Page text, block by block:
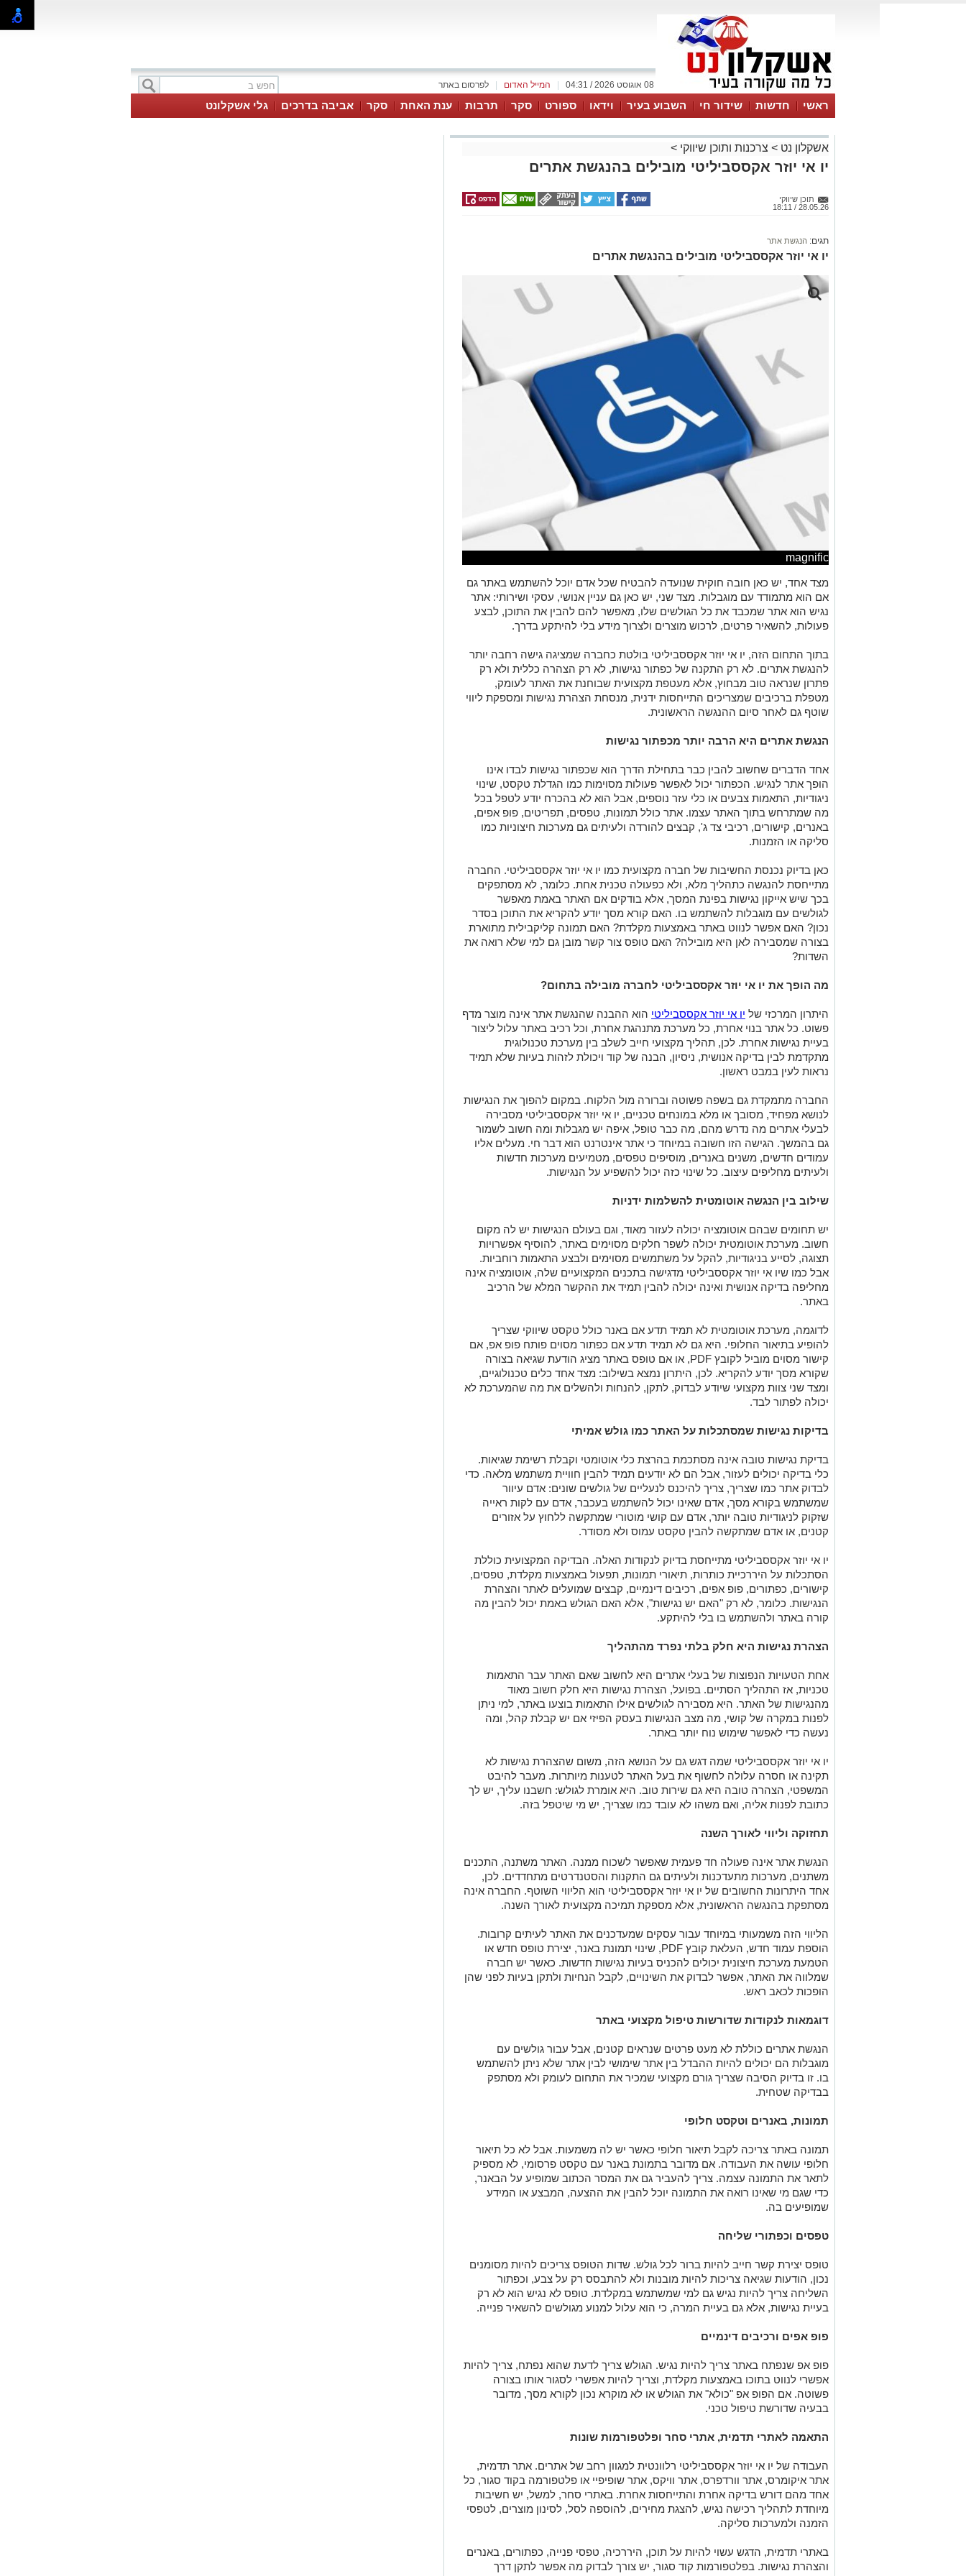
לפרסום באתר המייל האדום 08 אוגוסט 2026 / 04:31
ראשי חדשות שידור חי השבוע בעיר וידאו ספורט סקר תרבות ענת האחת סקר אביבה בדרכים גלי אשקלונט
אשקלון נט > צרכנות ותוכן שיווקי >
יו אי יוזר אקססביליטי מובילים בהנגשת אתרים
תוכן שיווקי
28.05.26 / 18:11
תגים: הנגשת אתר
יו אי יוזר אקססביליטי מובילים בהנגשת אתרים
magnific
מצד אחד, יש כאן חובה חוקית שנועדה להבטיח שכל אדם יוכל להשתמש באתר גם
אם הוא מתמודד עם מוגבלות. מצד שני, יש כאן גם עניין אנושי, עסקי ושירותי: אתר
נגיש הוא אתר שמכבד את כל הגולשים שלו, מאפשר להם להבין את התוכן, לבצע
פעולות, להשאיר פרטים, לרכוש מוצרים ולצרוך מידע בלי להיתקע בדרך.
בתוך התחום הזה, יו אי יוזר אקססביליטי בולטת כחברה שמציגה גישה רחבה יותר
להנגשת אתרים. לא רק התקנה של כפתור נגישות, לא רק הצהרה כללית ולא רק
פתרון שנראה טוב מבחוץ, אלא מעטפת מקצועית שבוחנת את האתר לעומק,
מטפלת ברכיבים שמצריכים התייחסות ידנית, מנסחת הצהרת נגישות ומספקת ליווי
שוטף גם לאחר סיום ההנגשה הראשונית.
הנגשת אתרים היא הרבה יותר מכפתור נגישות
אחד הדברים שחשוב להבין כבר בתחילת הדרך הוא שכפתור נגישות לבדו אינו
הופך אתר לנגיש. הכפתור יכול לאפשר פעולות מסוימות כמו הגדלת טקסט, שינוי
ניגודיות, התאמות צבעים או כלי עזר נוספים, אבל הוא לא בהכרח יודע לטפל בכל
מה שמתרחש בתוך האתר עצמו. אתר כולל תמונות, טפסים, תפריטים, פופ אפים,
באנרים, קישורים, רכיבי צד ג', קבצים להורדה ולעיתים גם מערכות חיצוניות כמו
סליקה או הזמנות.
כאן בדיוק נכנסת החשיבות של חברה מקצועית כמו יו אי יוזר אקססביליטי. החברה
מתייחסת להנגשה כתהליך מלא, ולא כפעולה טכנית אחת. כלומר, לא מסתפקים
בכך שיש אייקון נגישות בפינת המסך, אלא בודקים אם האתר באמת מאפשר
לגולשים עם מוגבלות להשתמש בו. האם קורא מסך יודע להקריא את התוכן בסדר
נכון? האם אפשר לנווט באתר באמצעות מקלדת? האם תמונה קליקבילית מתוארת
בצורה שמסבירה לאן היא מובילה? האם טופס צור קשר מובן גם למי שלא רואה את
השדות?
מה הופך את יו אי יוזר אקססביליטי לחברה מובילה בתחום?
היתרון המרכזי של יו אי יוזר אקססביליטי הוא ההבנה שהנגשת אתר אינה מוצר מדף
פשוט. כל אתר בנוי אחרת, כל מערכת מתנהגת אחרת, וכל רכיב באתר עלול ליצור
בעיית נגישות אחרת. לכן, תהליך מקצועי חייב לשלב בין מערכת טכנולוגית
מתקדמת לבין בדיקה אנושית, ניסיון, הבנה של קוד ויכולת לזהות בעיות שלא תמיד
נראות לעין במבט ראשון.
החברה מתמקדת גם בשפה פשוטה וברורה מול הלקוח. במקום להפוך את הנגישות
לנושא מפחיד, מסובך או מלא במונחים טכניים, יו אי יוזר אקססביליטי מסבירה
לבעלי אתרים מה נדרש מהם, מה כבר טופל, איפה יש מגבלות ומה חשוב לשמור
גם בהמשך. הגישה הזו חשובה במיוחד כי אתר אינטרנט הוא דבר חי. מעלים אליו
עמודים חדשים, משנים באנרים, מוסיפים טפסים, מטמיעים מערכות חדשות
ולעיתים מחליפים עיצוב. כל שינוי כזה יכול להשפיע על הנגישות.
שילוב בין הנגשה אוטומטית להשלמות ידניות
יש תחומים שבהם אוטומציה יכולה לעזור מאוד, וגם בעולם הנגישות יש לה מקום
חשוב. מערכת אוטומטית יכולה לשפר חלקים מסוימים באתר, להוסיף אפשרויות
תצוגה, לסייע בניגודיות, להקל על משתמשים מסוימים ולבצע התאמות רוחביות.
אבל כמו שיו אי יוזר אקססביליטי מדגישה בתכנים המקצועיים שלה, אוטומציה אינה
מחליפה בדיקה אנושית ואינה יכולה להבין תמיד את ההקשר המלא של הרכיב
באתר.
לדוגמה, מערכת אוטומטית לא תמיד תדע אם באנר כולל טקסט שיווקי שצריך
להופיע בתיאור החלופי. היא גם לא תמיד תדע אם כפתור מסוים פותח פופ אפ, אם
קישור מסוים מוביל לקובץ
או אם טופס באתר מציג הודעת שגיאה בצורה
שקורא מסך יודע להקריא. לכן, היתרון נמצא בשילוב: מצד אחד כלים טכנולוגיים,
ומצד שני צוות מקצועי שיודע לבדוק, לתקן, להנחות ולהשלים את מה שהמערכת לא
יכולה לפתור לבד.
בדיקות נגישות שמסתכלות על האתר כמו גולש אמיתי
בדיקת נגישות טובה אינה מסתכמת בהרצת כלי אוטומטי וקבלת רשימת שגיאות.
כלי בדיקה יכולים לעזור, אבל הם לא יודעים תמיד להבין חוויית משתמש מלאה. כדי
לבדוק אתר כמו שצריך, צריך להיכנס לנעליים של גולשים שונים: אדם עיוור
שמשתמש בקורא מסך, אדם שאינו יכול להשתמש בעכבר, אדם עם לקות ראייה
שזקוק לניגודיות טובה יותר, אדם עם קושי מוטורי שמתקשה ללחוץ על אזורים
קטנים, או אדם שמתקשה להבין טקסט עמוס ולא מסודר.
יו אי יוזר אקססביליטי מתייחסת בדיוק לנקודות האלה. הבדיקה המקצועית כוללת
הסתכלות על היררכיית כותרות, תיאורי תמונות, תפעול באמצעות מקלדת, טפסים,
קישורים, כפתורים, פופ אפים, רכיבים דינמיים, קבצים שמועלים לאתר והצהרת
הנגישות. כלומר, לא רק "האם יש נגישות", אלא האם הגולש באמת יכול להבין מה
קורה באתר ולהשתמש בו בלי להיתקע.
הצהרת נגישות היא חלק בלתי נפרד מהתהליך
אחת הטעויות הנפוצות של בעלי אתרים היא לחשוב שאם האתר עבר התאמות
טכניות, אז התהליך הסתיים. בפועל, הצהרת נגישות היא חלק חשוב מאוד
מהנגישות של האתר. היא מסבירה לגולשים אילו התאמות בוצעו באתר, למי ניתן
לפנות במקרה של קושי, מה מצב הנגישות בעסק הפיזי אם יש קבלת קהל, ומה
נעשה כדי לאפשר שימוש נוח יותר באתר.
יו אי יוזר אקססביליטי שמה דגש גם על הנושא הזה, משום שהצהרת נגישות לא
תקינה או חסרה עלולה לחשוף את בעל האתר לטענות מיותרות. מעבר להיבט
המשפטי, הצהרה טובה היא גם שירות טוב. היא אומרת לגולש: חשבנו עליך, יש לך
כתובת לפנות אליה, ואם משהו לא עובד כמו שצריך, יש מי שיטפל בזה.
תחזוקה וליווי לאורך השנה
הנגשת אתר אינה פעולה חד פעמית שאפשר לשכוח ממנה. האתר משתנה, התכנים
משתנים, מערכות מתעדכנות ולעיתים גם התקנות והסטנדרטים מתחדדים. לכן,
אחד היתרונות החשובים של יו אי יוזר אקססביליטי הוא הליווי השוטף. החברה אינה
מסתפקת בהנגשה הראשונית, אלא מספקת תמיכה מקצועית לאורך השנה.
הליווי הזה משמעותי במיוחד עבור עסקים שמעדכנים את האתר לעיתים קרובות.
הוספת עמוד חדש, העלאת קובץ
שינוי תמונת באנר, יצירת טופס חדש או
הטמעת מערכת חיצונית יכולים להכניס בעיות נגישות חדשות. כאשר יש חברה
שמלווה את האתר, אפשר לבדוק את השינויים, לקבל הנחיות ולתקן בעיות לפני שהן
הופכות לכאב ראש.
דוגמאות לנקודות שדורשות טיפול מקצועי באתר
הנגשת אתרים כוללת לא מעט פרטים שנראים קטנים, אבל עבור גולשים עם
מוגבלות הם יכולים להיות ההבדל בין אתר שימושי לבין אתר שלא ניתן להשתמש
בו. זו בדיוק הסיבה שצריך גורם מקצועי שמכיר את התחום לעומק ולא מסתפק
בבדיקה שטחית.
תמונות, באנרים וטקסט חלופי
תמונה באתר צריכה לקבל תיאור חלופי כאשר יש לה משמעות. אבל לא כל תיאור
חלופי עושה את העבודה. אם מדובר בתמונת באנר עם טקסט פרסומי, לא מספיק
לתאר את התמונה עצמה. צריך להעביר גם את המסר הכתוב שמופיע על הבאנר,
כדי שגם מי שאינו רואה את התמונה יוכל להבין את ההצעה, המבצע או המידע
שמופיעים בה.
טפסים וכפתורי שליחה
טופס יצירת קשר חייב להיות ברור לכל גולש. שדות הטופס צריכים להיות מסומנים
נכון, הודעות שגיאה צריכות להיות מובנות ולא להתבסס רק על צבע, וכפתור
השליחה צריך להיות נגיש גם למי שמשתמש במקלדת. טופס לא נגיש הוא לא רק
בעיית נגישות, אלא גם בעיית המרה, כי הוא עלול למנוע מגולשים להשאיר פנייה.
פופ אפים ורכיבים דינמיים
פופ אפ שנפתח באתר צריך להיות נגיש. הגולש צריך לדעת שהוא נפתח, צריך להיות
אפשרי לנווט בתוכו באמצעות מקלדת, וצריך להיות אפשרי לסגור אותו בצורה
פשוטה. אם הפופ אפ "כולא" את הגולש או לא מוקרא נכון לקורא מסך, מדובר
בבעיה שדורשת טיפול טכני.
התאמה לאתרי תדמית, אתרי סחר ופלטפורמות שונות
העבודה של יו אי יוזר אקססביליטי רלוונטית למגוון רחב של אתרים. אתר תדמית,
אתר איקומרס, אתר וורדפרס, אתר וויקס, אתר שופיפיי או פלטפורמה בקוד סגור, כל
אחד מהם דורש בדיקה אחרת והתייחסות אחרת. באתרי סחר, למשל, יש חשיבות
מיוחדת לתהליך רכישה נגיש, להצגת מחירים, להוספה לסל, לסינון מוצרים, לטפסי
הזמנה ולמערכות סליקה.
באתרי תדמית, הדגש עשוי להיות על תוכן, היררכיה, טפסי פנייה, כפתורים, באנרים
והצהרת נגישות. בפלטפורמות קוד סגור, יש צורך לבדוק מה אפשר לתקן דרך